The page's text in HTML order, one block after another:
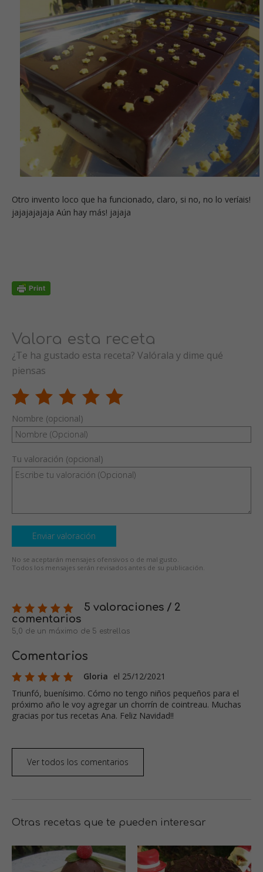
Otro invento loco que ha funcionado, claro, si no, no lo veríais!
jajajajajaja Aún hay más! jajaja
Valora esta receta
¿Te ha gustado esta receta? Valórala y dime qué
piensas
Nombre (opcional)
Tu valoración (opcional)
Enviar valoración
No se aceptarán mensajes ofensivos o de mal gusto.
Todos los mensajes serán revisados antes de su publicación.
5 valoraciones / 2
comentarios
5,0 de un máximo de 5 estrellas
Comentarios
Gloria el 25/12/2021
Triunfó, buenísimo. Cómo no tengo niños pequeños para el
próximo año le voy agregar un chorrín de cointreau. Muchas
gracias por tus recetas Ana. Feliz Navidad!!
Ver todos los comentarios
Otras recetas que te pueden interesar